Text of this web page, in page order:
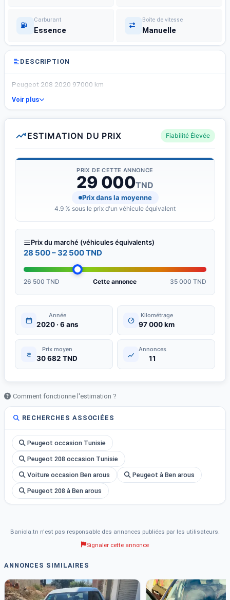
Carburant
Essence
Boîte de vitesse
Manuelle
DESCRIPTION
Peugeot 208 2020 97000 km
Voir plus
ESTIMATION DU PRIX Fiabilité Élevée
PRIX DE CETTE ANNONCE
29 000TND
Prix dans la moyenne
4.9 % sous le prix d'un véhicule équivalent
Prix du marché (véhicules équivalents)
28 500 – 32 500 TND
26 500 TND Cette annonce 35 000 TND
Année
2020 · 6 ans
Kilométrage
97 000 km
Prix moyen
30 682 TND
Annonces
11
Comment fonctionne l'estimation ?
RECHERCHES ASSOCIÉES
Peugeot occasion Tunisie
Peugeot 208 occasion Tunisie
Voiture occasion Ben arous Peugeot à Ben arous
Peugeot 208 à Ben arous
Baniola.tn n'est pas responsable des annonces publiées par les utilisateurs.
Signaler cette annonce
ANNONCES SIMILAIRES